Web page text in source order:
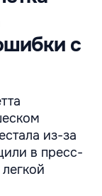
с
из-за
в пресс-